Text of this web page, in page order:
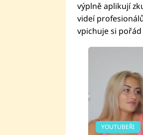
výplně aplikují
videí
vpichuje si
YOUTUBEŘI